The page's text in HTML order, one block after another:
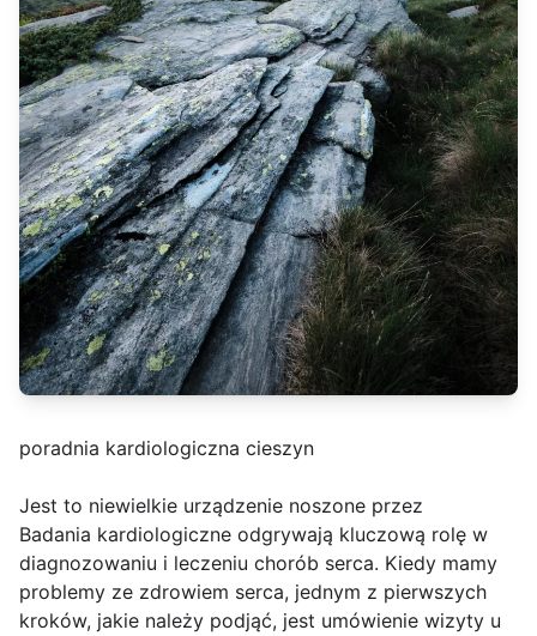
poradnia kardiologiczna cieszyn
Jest to niewielkie urządzenie noszone przez
Badania kardiologiczne odgrywają kluczową rolę w
diagnozowaniu i leczeniu chorób serca. Kiedy mamy
problemy ze zdrowiem serca, jednym z pierwszych
kroków, jakie należy podjąć, jest umówienie wizyty u